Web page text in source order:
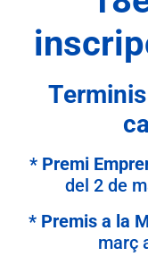
* Premi
del 2 de
* Premis a la
març